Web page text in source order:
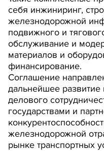
себя инжиниринг,
железнодорожной
подвижного и
обслуживание и
материалов и
финансирование.
Соглашение
дальнейшее
делового
государствами и
железнодорожной
рынке транспортных